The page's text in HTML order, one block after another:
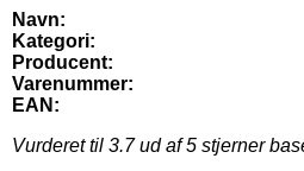
Navn:
Kategori:
Producent:
Varenummer:
EAN:
Vurderet til 3.7ud af 5 stjerner